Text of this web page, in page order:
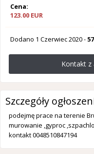
Cena:
123.00 EUR
Dodano 1 Czerwiec 2020-
Kontakt z
Szczegóły
podejmę prace na terenie
murowanie ,gyproc
kontakt 0048510847194